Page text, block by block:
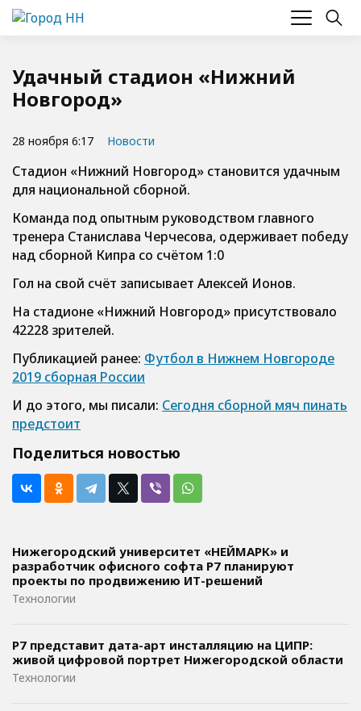
Удачный стадион «Нижний
Новгород»
28 ноября 6:17 Новости
Стадион «Нижний Новгород» становится удачным
для национальной сборной.
Команда под опытным руководством главного
тренера Станислава Черчесова, одерживает победу
над сборной Кипра со счётом 1:0
Гол на свой счёт записывает Алексей Ионов.
На стадионе «Нижний Новгород» присутствовало
42228 зрителей.
Публикацией ранее: Футбол в Нижнем Новгороде
2019 сборная России
И до этого, мы писали: Сегодня сборной мяч пинать
предстоит
Поделиться новостью
Нижегородский университет «НЕЙМАРК» и
разработчик офисного софта P7 планируют
проекты по продвижению ИТ-решений
Технологии
Р7 представит дата-арт инсталляцию на ЦИПР:
живой цифровой портрет Нижегородской области
Технологии